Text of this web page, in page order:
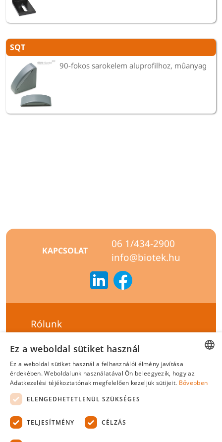
SQT
90-fokos sarokelem aluprofilhoz, mûanyag
KAPCSOLAT
06 1/434-2900
info@biotek.hu
Rólunk
Hírlevél feliratkozás
Általános szerződési feltételek
Adatvédelmi tájékoztató
Felelősségvállalási nyilatkozat
Tanúsítványok
ENGLISH
Ez a weboldal sütiket használ
Ez a weboldal sütiket használ a felhasználói élmény javítása
érdekében. Weboldalunk használatával Ön beleegyezik, hogy az
Adatkezelési téjékoztatónak megfelelően kezeljük sütijeit. Bővebben
ELENGEDHETETLENÜL SZÜKSÉGES
TELJESÍTMÉNY CÉLZÁS